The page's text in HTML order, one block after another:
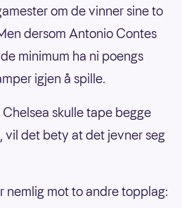
om de vinner sine to
dersom Antonio Contes
minimum ha ni poengs
igjen å spille.
skulle tape begge
vil det bety at det jevner seg
nemlig mot to andre topplag: